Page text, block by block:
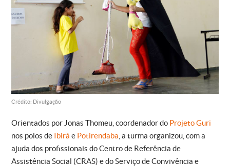
Crédito: Divulgação
Orientados por Jonas Thomeu, coordenador do Projeto Guri
nos polos de Ibirá e Potirendaba , a turma organizou, com a
ajuda dos profissionais do Centro de Referência de
Assistência Social (CRAS) e do Serviço de Convivência e